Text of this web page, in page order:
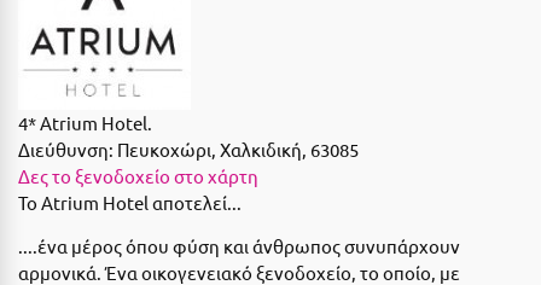
Βραχάτι Κορινθίας
Βυτίνα
Γ
Γαλαξiδι
Γλυφάδα
Δες όλες τις προσφορές
Δες όλα τα πακέτα διακοπών
4* Atrium Hotel.
Διεύθυνση: Πευκοχώρι, Χαλκιδική, 63085
Δες το ξενοδοχείο στο χάρτη
Το Atrium Hotel αποτελεί...
....ένα μέρος όπου φύση και άνθρωπος συνυπάρχουν
αρμονικά. Ένα οικογενειακό ξενοδοχείο, το οποίο, με